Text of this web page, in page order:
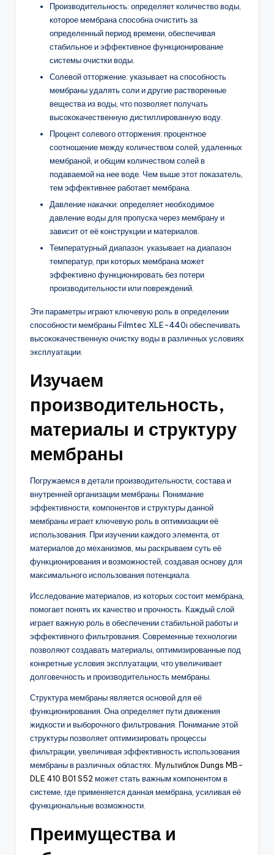
Производительность: определяет количество воды,
которое мембрана способна очистить за
определенный период времени, обеспечивая
стабильное и эффективное функционирование
системы очистки воды.
Солевой отторжение: указывает на способность
мембраны удалять соли и другие растворенные
вещества из воды, что позволяет получать
высококачественную дистиллированную воду.
Процент солевого отторжения: процентное
соотношение между количеством солей, удаленных
мембраной, и общим количеством солей в
подаваемой на нее воде. Чем выше этот показатель,
тем эффективнее работает мембрана.
Давление накачки: определяет необходимое
давление воды для пропуска через мембрану и
зависит от её конструкции и материалов.
Температурный диапазон: указывает на диапазон
температур, при которых мембрана может
эффективно функционировать без потери
производительности или повреждений.
Эти параметры играют ключевую роль в определении
способности мембраны Filmtec XLE-440i обеспечивать
высококачественную очистку воды в различных условиях
эксплуатации.
Изучаем
производительность,
материалы и структуру
мембраны
Погружаемся в детали производительности, состава и
внутренней организации мембраны. Понимание
эффективности, компонентов и структуры данной
мембраны играет ключевую роль в оптимизации её
использования. При изучении каждого элемента, от
материалов до механизмов, мы раскрываем суть её
функционирования и возможностей, создавая основу для
максимального использования потенциала.
Исследование материалов, из которых состоит мембрана,
помогает понять их качество и прочность. Каждый слой
играет важную роль в обеспечении стабильной работы и
эффективного фильтрования. Современные технологии
позволяют создавать материалы, оптимизированные под
конкретные условия эксплуатации, что увеличивает
долговечность и производительность мембраны.
Структура мембраны является основой для её
функционирования. Она определяет пути движения
жидкости и выборочного фильтрования. Понимание этой
структуры позволяет оптимизировать процессы
фильтрации, увеличивая эффективность использования
мембраны в различных областях. Мультиблок Dungs MB-
DLE 410 B01 S52 может стать важным компонентом в
системе, где применяется данная мембрана, усиливая её
функциональные возможности.
Преимущества и